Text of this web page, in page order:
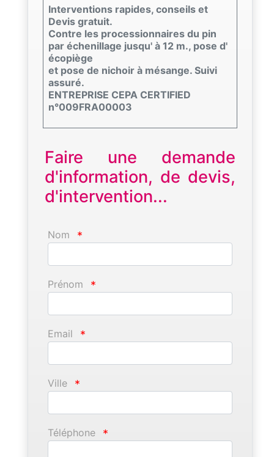
Interventions rapides, conseils et
Devis gratuit.
Contre les processionnaires du pin
par échenillage jusqu' à 12 m., pose d'
écopiège
et pose de nichoir à mésange. Suivi
assuré.
ENTREPRISE CEPA CERTIFIED
n°009FRA00003
Faire une demande
d'information, de devis,
d'intervention...
Nom *
Prénom *
Email *
Ville *
Téléphone *